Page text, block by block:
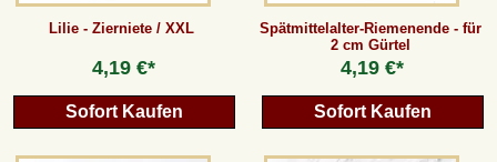
Lilie - Zierniete / XXL
4,19 €*
Sofort Kaufen
Spätmittelalter-Riemenende - für
2 cm Gürtel
4,19 €*
Sofort Kaufen